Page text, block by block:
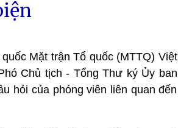
Mặt trận Tổ quốc (MTTQ) Việt
Chủ tịch - Tổng Thư ký Ủy ban
hỏi của phóng viên liên quan đến